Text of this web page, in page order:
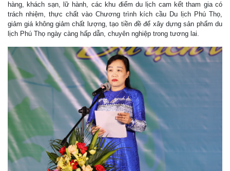
hàng, khách sạn, lữ hành, các khu điểm du lịch cam kết tham gia có
trách nhiệm, thực chất vào Chương trình kích cầu Du lịch Phú Thọ,
giảm giá không giảm chất lượng, tạo tiền đề để xây dựng sản phẩm du
lịch Phú Thọ ngày càng hấp dẫn, chuyên nghiệp trong tương lai.